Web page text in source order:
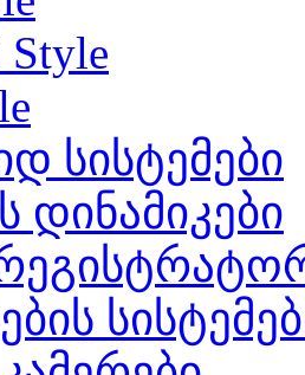
Style
სისტემები
დინამიკები